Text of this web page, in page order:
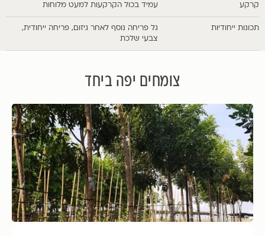
קרקע עמיד בכול הקרקעות למעט מלוחות
תכונות ייחודיות
גל פריחה נוסף לאחר גיזום, פריחה ייחודית,
צבעי שלכת
צומחים יפה ביחד